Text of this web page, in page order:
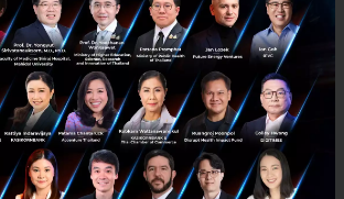
Finance เป็นเรื่องสำคัญของอนาคตโลกการ
ารเป็นผู้ให้ความรู้ ผ่านงาน “REDeFiNE Tomorrow
Summit พบ 36 Speakers...
Techsauce Team
speakers advertorial